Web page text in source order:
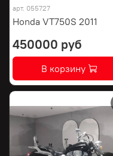
арт. 055727
Honda VT750S 2011
450000 руб
В корзину